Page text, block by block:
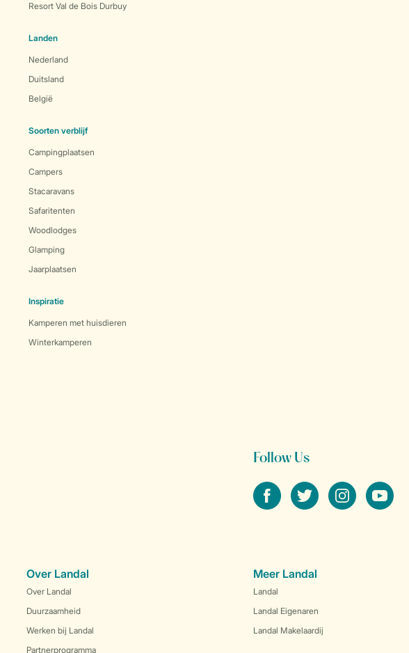
Resort Val de Bois Durbuy
Landen
Nederland
Duitsland
België
Soorten verblijf
Campingplaatsen
Campers
Stacaravans
Safaritenten
Woodlodges
Glamping
Jaarplaatsen
Inspiratie
Kamperen met huisdieren
Winterkamperen
Follow Us
facebooktwitter instagramyoutube
Over Landal
Over Landal
Duurzaamheid
Werken bij Landal
Partnerprogramma
Meer Landal
Landal
Landal Eigenaren
Landal Makelaardij